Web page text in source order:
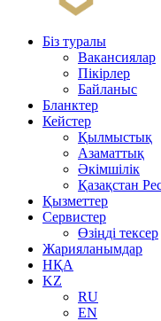
Біз туралы
Вакансиялар
Пікірлер
Байланыс
Бланктер
Кейстер
Қылмыстық
Азаматтық
Әкімшілік
Қазақстан
Қызметтер
Сервистер
Өзіңді тексер
Жарияланымдар
НҚА
KZ
RU
EN